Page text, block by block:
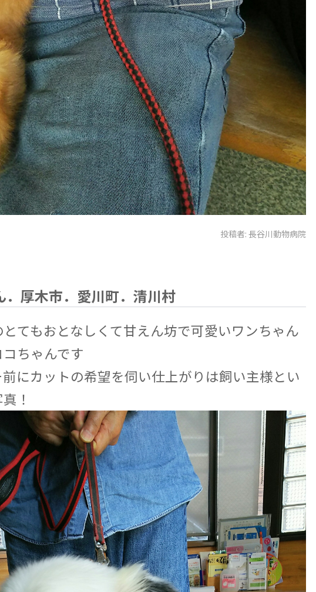
投稿者: 長谷川動物病院
．厚木市．愛川町．清川村
てもおとなしくて甘えん坊で可愛いワンちゃん
ちゃんです
にカットの希望を伺い仕上がりは飼い主様とい
！